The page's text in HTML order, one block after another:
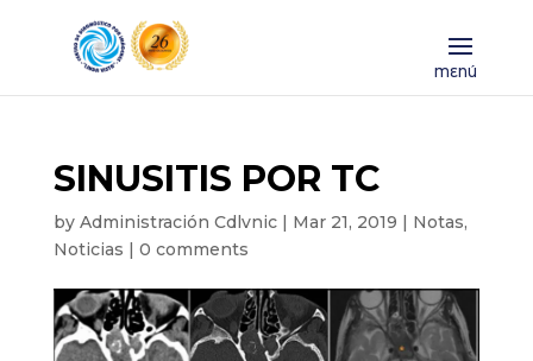
SINUSITIS POR TC
by Administración Cdlvnic| Mar 21, 2019 | Notas,
Noticias | 0 comments